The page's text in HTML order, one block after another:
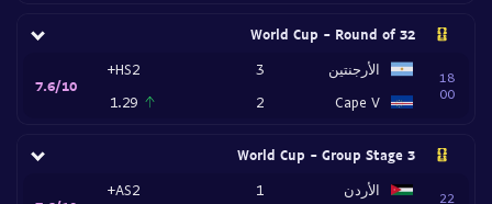
World Cup - Round of 32
18
00
الأرجنتين
Cape V
3
2
HS2+
1.29
7.6/10
World Cup - Group Stage 3
22
الأردن
1
AS2+